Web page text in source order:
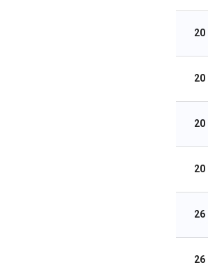
20
20
20
20
26
26